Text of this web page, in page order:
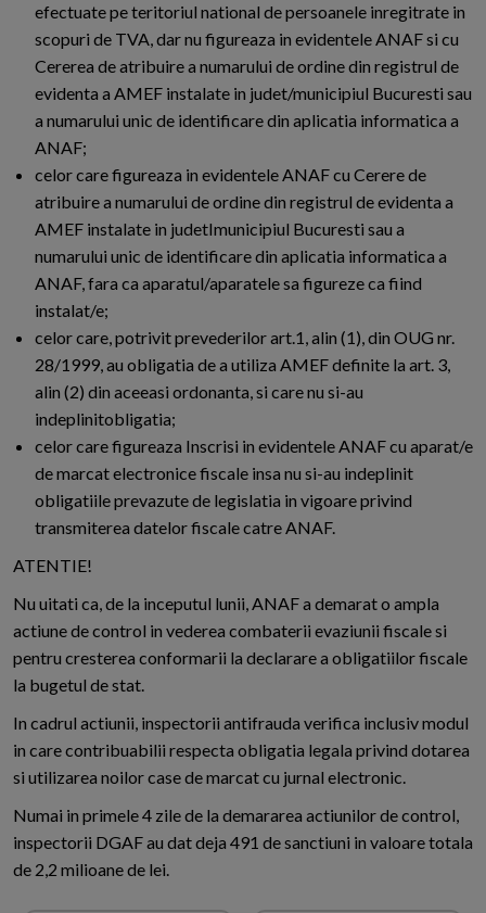
efectuate pe teritoriul national de persoanele inregitrate in
scopuri de TVA, dar nu figureaza in evidentele ANAF si cu
Cererea de atribuire a numarului de ordine din registrul de
evidenta a AMEF instalate in judet/municipiul Bucuresti sau
a numarului unic de identificare din aplicatia informatica a
ANAF;
celor care figureaza in evidentele ANAF cu Cerere de
atribuire a numarului de ordine din registrul de evidenta a
AMEF instalate in judetImunicipiul Bucuresti sau a
numarului unic de identificare din aplicatia informatica a
ANAF, fara ca aparatul/aparatele sa figureze ca fiind
instalat/e;
celor care, potrivit prevederilor art.1, alin (1), din OUG nr.
28/1999, au obligatia de a utiliza AMEF definite la art. 3,
alin (2) din aceeasi ordonanta, si care nu si-au
indeplinitobligatia;
celor care figureaza Inscrisi in evidentele ANAF cu aparat/e
de marcat electronice fiscale insa nu si-au indeplinit
obligatiile prevazute de legislatia in vigoare privind
transmiterea datelor fiscale catre ANAF.
ATENTIE!
Nu uitati ca, de la inceputul lunii, ANAF a demarat o ampla
actiune de control in vederea combaterii evaziunii fiscale si
pentru cresterea conformarii la declarare a obligatiilor fiscale
la bugetul de stat.
In cadrul actiunii, inspectorii antifrauda verifica inclusiv modul
in care contribuabilii respecta obligatia legala privind dotarea
si utilizarea noilor case de marcat cu jurnal electronic.
Numai in primele 4 zile de la demararea actiunilor de control,
inspectorii DGAF au dat deja 491 de sanctiuni in valoare totala
de 2,2 milioane de lei.